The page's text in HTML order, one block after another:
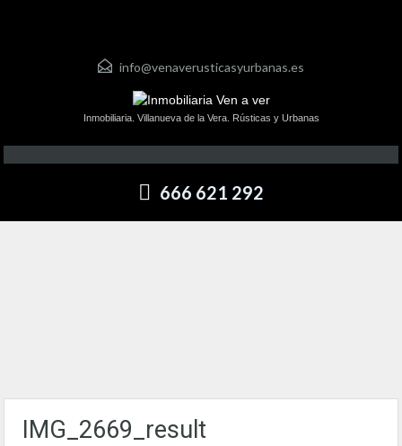
info@venaverusticasyurbanas.es
Inmobiliaria. Villanueva de la Vera. Rústicas y Urbanas
666 621 292
IMG_2669_result